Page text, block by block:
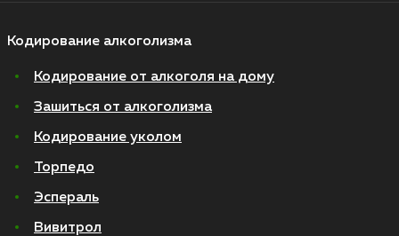
Кодирование алкоголизма
Кодирование от алкоголя на дому
Зашиться от алкоголизма
Кодирование уколом
Торпедо
Эспераль
Вивитрол